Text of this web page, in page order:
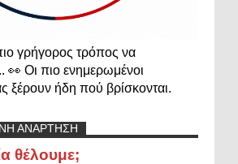
γρήγορος τρόπος να
👀 Οι πιο ενημερωμένοι
ξέρουν ήδη πού βρίσκονται.
ΑΝΑΡΤΗΣΗ
θέλουμε;